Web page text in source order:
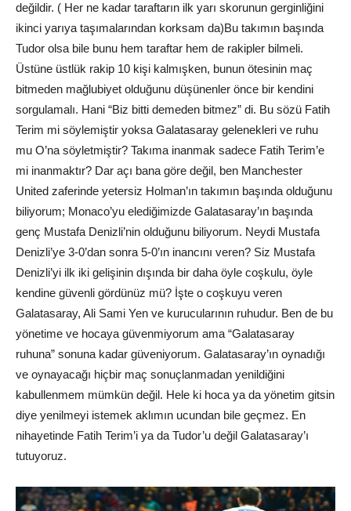
değildir. ( Her ne kadar taraftarın ilk yarı skorunun gerginliğini
ikinci yarıya taşımalarından korksam da)Bu takımın başında
Tudor olsa bile bunu hem taraftar hem de rakipler bilmeli.
Üstüne üstlük rakip 10 kişi kalmışken, bunun ötesinin maç
bitmeden mağlubiyet olduğunu düşünenler önce bir kendini
sorgulamalı. Hani “Biz bitti demeden bitmez” di. Bu sözü Fatih
Terim mi söylemiştir yoksa Galatasaray gelenekleri ve ruhu
mu O’na söyletmiştir? Takıma inanmak sadece Fatih Terim’e
mi inanmaktır? Dar açı bana göre değil, ben Manchester
United zaferinde yetersiz Holman’ın takımın başında olduğunu
biliyorum; Monaco’yu elediğimizde Galatasaray’ın başında
genç Mustafa Denizli’nin olduğunu biliyorum. Neydi Mustafa
Denizli’ye 3-0’dan sonra 5-0’ın inancını veren? Siz Mustafa
Denizli’yi ilk iki gelişinin dışında bir daha öyle coşkulu, öyle
kendine güvenli gördünüz mü? İşte o coşkuyu veren
Galatasaray, Ali Sami Yen ve kurucularının ruhudur. Ben de bu
yönetime ve hocaya güvenmiyorum ama “Galatasaray
ruhuna” sonuna kadar güveniyorum. Galatasaray’ın oynadığı
ve oynayacağı hiçbir maç sonuçlanmadan yenildiğini
kabullenmem mümkün değil. Hele ki hoca ya da yönetim gitsin
diye yenilmeyi istemek aklımın ucundan bile geçmez. En
nihayetinde Fatih Terim’i ya da Tudor’u değil Galatasaray’ı
tutuyoruz.